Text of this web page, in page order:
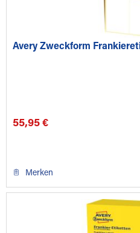
Avery Zweckform
55,95 €
Merken